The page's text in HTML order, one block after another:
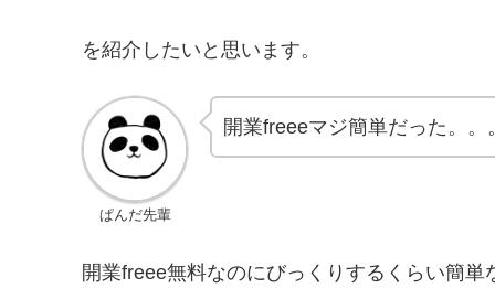
を紹介したいと思います。
ぱんだ先輩
開業freeeマジ簡単だった。。
開業freee無料なのにびっくりするくらい簡